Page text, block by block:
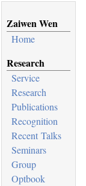
Zaiwen Wen
Home
Research
Service
Research
Publications
Recognition
Recent Talks
Seminars
Group
Optbook